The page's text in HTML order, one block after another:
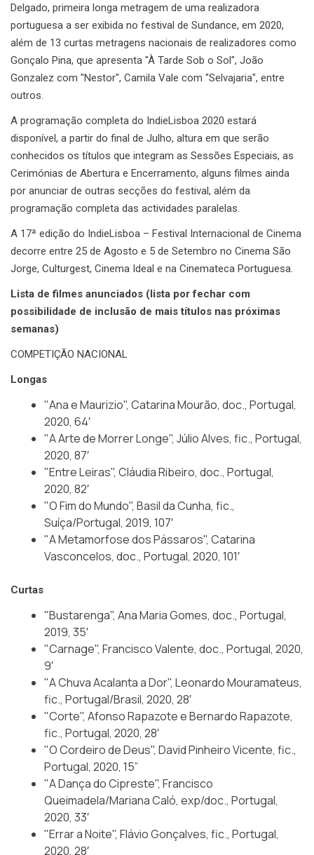
Delgado, primeira longa metragem de uma realizadora
portuguesa a ser exibida no festival de Sundance, em 2020,
além de 13 curtas metragens nacionais de realizadores como
Gonçalo Pina, que apresenta "À Tarde Sob o Sol", João
Gonzalez com "Nestor", Camila Vale com "Selvajaria", entre
outros.
A programação completa do IndieLisboa 2020 estará
disponível, a partir do final de Julho, altura em que serão
conhecidos os títulos que integram as Sessões Especiais, as
Cerimónias de Abertura e Encerramento, alguns filmes ainda
por anunciar de outras secções do festival, além da
programação completa das actividades paralelas.
A 17ª edição do IndieLisboa – Festival Internacional de Cinema
decorre entre 25 de Agosto e 5 de Setembro no Cinema São
Jorge, Culturgest, Cinema Ideal e na Cinemateca Portuguesa.
Lista de filmes anunciados (lista por fechar com
possibilidade de inclusão de mais títulos nas próximas
semanas)
COMPETIÇÃO NACIONAL
Longas
"Ana e Maurizio", Catarina Mourão, doc., Portugal,
2020, 64′
"A Arte de Morrer Longe", Júlio Alves, fic., Portugal,
2020, 87′
"Entre Leiras", Cláudia Ribeiro, doc., Portugal,
2020, 82′
"O Fim do Mundo", Basil da Cunha, fic.,
Suíça/Portugal, 2019, 107′
"A Metamorfose dos Pássaros", Catarina
Vasconcelos, doc., Portugal, 2020, 101′
Curtas
"Bustarenga", Ana Maria Gomes, doc., Portugal,
2019, 35′
"Carnage", Francisco Valente, doc., Portugal, 2020,
9′
"A Chuva Acalanta a Dor", Leonardo Mouramateus,
fic., Portugal/Brasil, 2020, 28′
"Corte", Afonso Rapazote e Bernardo Rapazote,
fic., Portugal, 2020, 28′
"O Cordeiro de Deus", David Pinheiro Vicente, fic.,
Portugal, 2020, 15”
"A Dança do Cipreste", Francisco
Queimadela/Mariana Caló, exp/doc., Portugal,
2020, 33′
"Errar a Noite", Flávio Gonçalves, fic., Portugal,
2020, 28′